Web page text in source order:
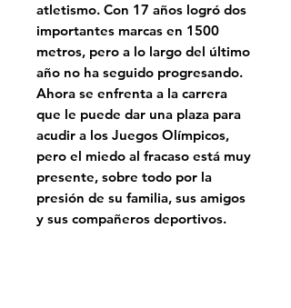
atletismo. Con 17 años logró dos
importantes marcas en 1500
metros, pero a lo largo del último
año no ha seguido progresando.
Ahora se enfrenta a la carrera
que le puede dar una plaza para
acudir a los Juegos Olímpicos,
pero el miedo al fracaso está muy
presente, sobre todo por la
presión de su familia, sus amigos
y sus compañeros deportivos.